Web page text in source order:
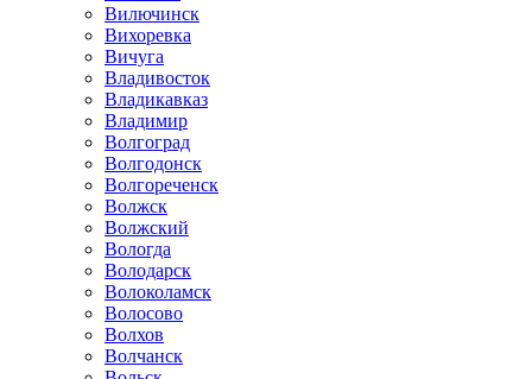
Вилючинск
Вихоревка
Вичуга
Владивосток
Владикавказ
Владимир
Волгоград
Волгодонск
Волгореченск
Волжск
Волжский
Вологда
Володарск
Волоколамск
Волосово
Волхов
Волчанск